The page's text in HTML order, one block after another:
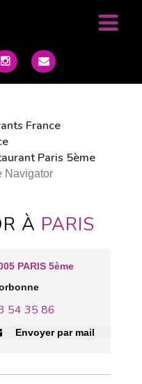
France
Paris 5ème
Navigator
À PARIS
PARIS 5ème
54 35 86
Envoyer par mail